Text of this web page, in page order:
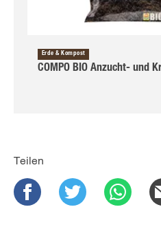
Erde & Kompost
COMPO BIO Anzucht- und
Teilen